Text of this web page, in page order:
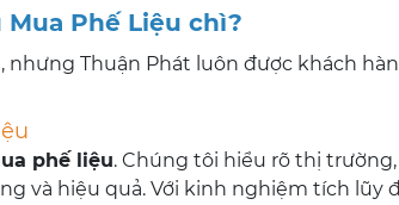
Mua Phế Liệu chì?
Thuận Phát luôn được khách
phế liệu. Chúng tôi hiểu rõ thị trường,
và hiệu quả. Với kinh nghiệm tích lũy